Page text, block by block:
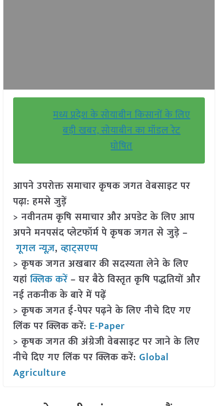
मध्य प्रदेश के सोयाबीन किसानों के लिए
बड़ी खबर, सोयाबीन का मॉडल रेट
घोषित
आपने उपरोक्त समाचार कृषक जगत वेबसाइट पर
पढ़ा: हमसे जुड़ें
> नवीनतम कृषि समाचार और अपडेट के लिए आप
अपने मनपसंद प्लेटफॉर्म पे कृषक जगत से जुड़े –
गूगल न्यूज़,व्हाट्सएप्प
> कृषक जगत अखबार की सदस्यता लेने के लिए
यहांक्लिक करें– घर बैठे विस्तृत कृषि पद्धतियों और
नई तकनीक के बारे में पढ़ें
> कृषक जगत ई-पेपर पढ़ने के लिए नीचे दिए गए
लिंक पर क्लिक करें: E-Paper
> कृषक जगत की अंग्रेजी वेबसाइट पर जाने के लिए
नीचे दिए गए लिंक पर क्लिक करें: Global
Agriculture